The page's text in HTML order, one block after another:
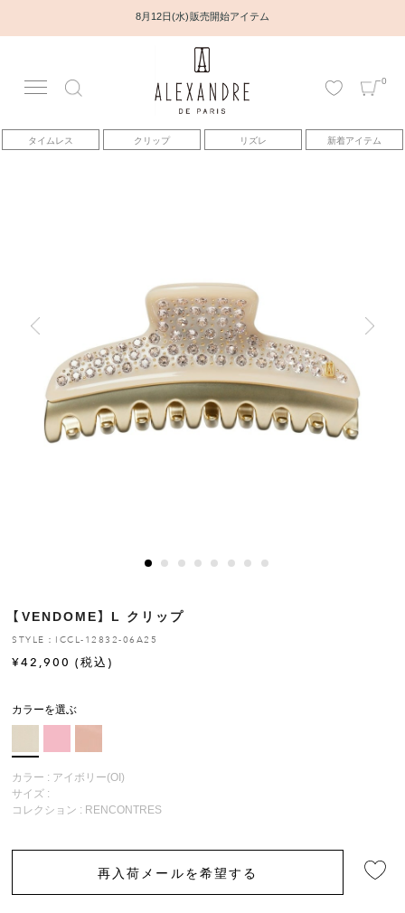
8月12日(水) 販売開始アイテム
0
タイムレス クリップ リズレ 新着アイテム
アカウント
アイテム
トピックス
ヘアアレンジ動画
ヒストリー
お修理について
【VENDOME】 L クリップ
STYLE：ICCL-12832-06A25
¥42,900 (税込)
カラーを選ぶ
カラー : アイボリー(OI)
サイズ :
コレクション : RENCONTRES
再入荷メールを希望する